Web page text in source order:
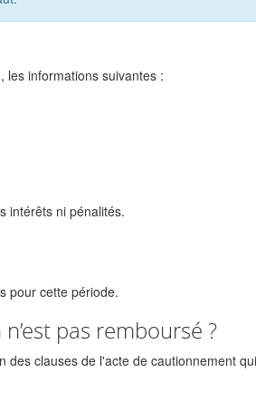
les informations suivantes :
intérêts ni pénalités.
pour cette période.
pas remboursé ?
des clauses de l'acte de cautionnement